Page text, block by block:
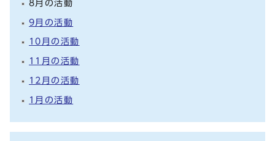
8月の活動
9月の活動
10月の活動
11月の活動
12月の活動
1月の活動